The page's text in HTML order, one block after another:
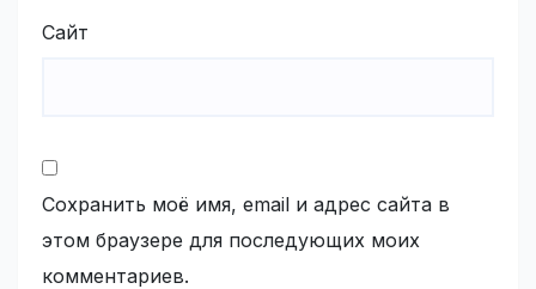
Сайт
Сохранить моё имя, email и адрес сайта в
этом браузере для последующих моих
комментариев.